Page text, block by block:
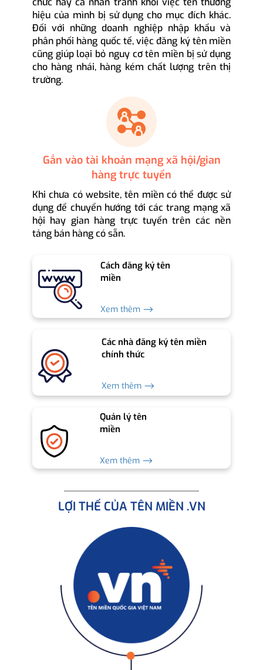
hiệu của mình bị sử dụng cho mục đích khác.
Đối với những doanh nghiệp nhập khẩu và
phân phối hàng quốc tế, việc đăng ký tên miền
cũng giúp loại bỏ nguy cơ tên miền bị sử dụng
cho hàng nhái, hàng kém chất lượng trên thị
trường.
Gắn vào tài khoản mạng xã hội/gian
hàng trực tuyến
Khi chưa có website, tên miền có thể được sử
dụng để chuyển hướng tới các trang mạng xã
hội hay gian hàng trực tuyến trên các nền
tảng bán hàng có sẵn.
Cách đăng ký tên
miền
Xem thêm ⟶
Các nhà đăng ký tên miền
chính thức
Xem thêm ⟶
Quản lý tên
miền
Xem thêm ⟶
LỢI THẾ CỦA TÊN MIỀN .VN